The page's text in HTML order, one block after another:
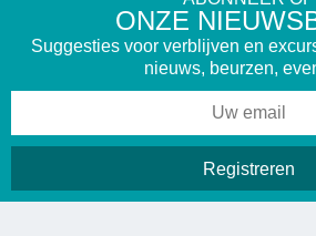
ONZE
Suggesties voor verblijven en
nieuws, beurzen,